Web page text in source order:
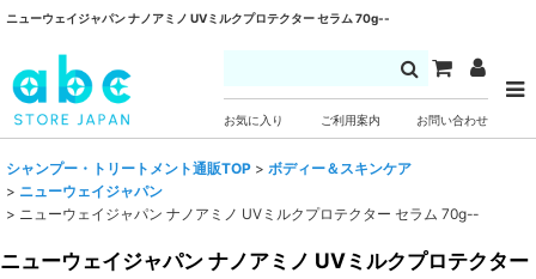
ニューウェイジャパン ナノアミノ UVミルクプロテクター セラム 70g--
お気に入り ご利用案内 お問い合わせ
シャンプー・トリートメント通販TOP > ボディー＆スキンケア
> ニューウェイジャパン
> ニューウェイジャパン ナノアミノ UVミルクプロテクター セラム 70g--
ニューウェイジャパン ナノアミノ UVミルクプロテクター